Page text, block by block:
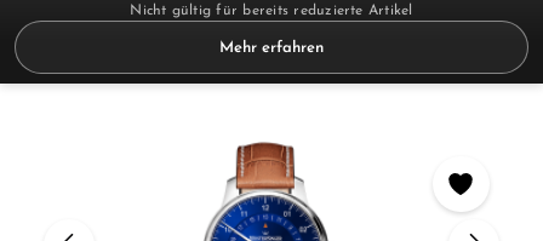
Nicht gültig für bereits reduzierte Artikel
Mehr erfahren